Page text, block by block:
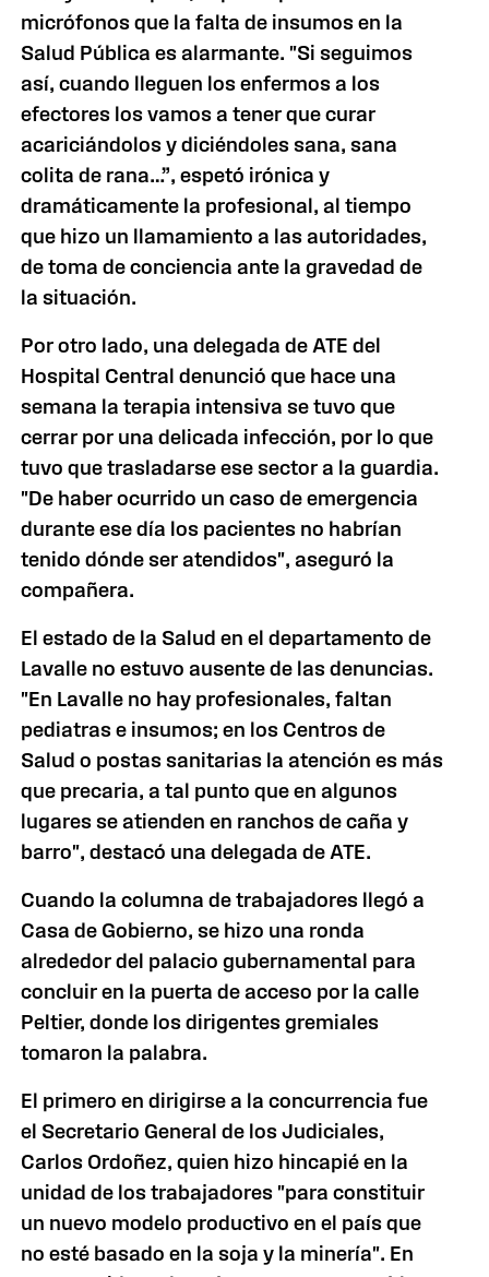
micrófonos que la falta de insumos en la
Salud Pública es alarmante. "Si seguimos
así, cuando lleguen los enfermos a los
efectores los vamos a tener que curar
acariciándolos y diciéndoles sana, sana
colita de rana…”, espetó irónica y
dramáticamente la profesional, al tiempo
que hizo un llamamiento a las autoridades,
de toma de conciencia ante la gravedad de
la situación.
Por otro lado, una delegada de ATE del
Hospital Central denunció que hace una
semana la terapia intensiva se tuvo que
cerrar por una delicada infección, por lo que
tuvo que trasladarse ese sector a la guardia.
"De haber ocurrido un caso de emergencia
durante ese día los pacientes no habrían
tenido dónde ser atendidos", aseguró la
compañera.
El estado de la Salud en el departamento de
Lavalle no estuvo ausente de las denuncias.
"En Lavalle no hay profesionales, faltan
pediatras e insumos; en los Centros de
Salud o postas sanitarias la atención es más
que precaria, a tal punto que en algunos
lugares se atienden en ranchos de caña y
barro", destacó una delegada de ATE.
Cuando la columna de trabajadores llegó a
Casa de Gobierno, se hizo una ronda
alrededor del palacio gubernamental para
concluir en la puerta de acceso por la calle
Peltier, donde los dirigentes gremiales
tomaron la palabra.
El primero en dirigirse a la concurrencia fue
el Secretario General de los Judiciales,
Carlos Ordoñez, quien hizo hincapié en la
unidad de los trabajadores "para constituir
un nuevo modelo productivo en el país que
no esté basado en la soja y la minería". En